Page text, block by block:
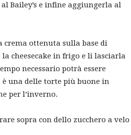
Bailey’s e infine aggiungerla al
ottenuta sulla base di
cheesecake in frigo e li lasciarla
necessario potrà essere
una delle torte più buone in
per l’inverno.
sopra con dello zucchero a velo